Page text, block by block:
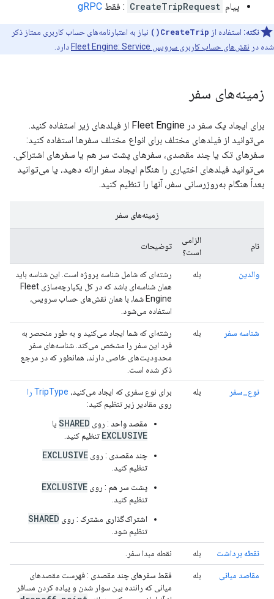
پیام CreateTripRequest : فقط gRPC
نکته: استفاده از CreateTrip()
نیاز به اعتبارنامه‌های حساب کاربری ممتاز ذکر
شده در نقش‌های حساب کاربری سرویس Fleet Engine: Service دارد.
زمینه‌های سفر
برای ایجاد یک سفر در Fleet Engine از فیلدهای زیر استفاده کنید.
می‌توانید از فیلدهای مختلف برای انواع مختلف سفرها استفاده کنید:
سفرهای تک یا چند مقصدی، سفرهای پشت سر هم یا سفرهای اشتراکی.
می‌توانید فیلدهای اختیاری را هنگام ایجاد سفر ارائه دهید، یا می‌توانید
بعداً هنگام به‌روزرسانی سفر، آنها را تنظیم کنید.
زمینه‌های سفر
نام
الزامی
است؟
توضیحات
والدین بله
رشته‌ای که شامل شناسه پروژه است. این شناسه باید
همان شناسه‌ای باشد که در کل یکپارچه‌سازی Fleet
Engine شما، با همان نقش‌های حساب سرویس،
استفاده می‌شود.
شناسه سفر بله
رشته‌ای که شما ایجاد می‌کنید و به طور منحصر به
فرد این سفر را مشخص می‌کند. شناسه‌های سفر
محدودیت‌های خاصی دارند، همانطور که در مرجع
ذکر شده است.
نوع_سفر بله برای نوع سفری که ایجاد می‌کنید، TripType را
روی مقادیر زیر تنظیم کنید:
مقصد واحد : روی SHARED یا
EXCLUSIVE تنظیم کنید.
چند مقصدی : روی EXCLUSIVE
تنظیم کنید.
پشت سر هم : روی EXCLUSIVE
تنظیم کنید.
اشتراک‌گذاری مشترک : روی SHARED
تنظیم شود.
نقطه برداشت بله نقطه مبدا سفر.
مقاصد میانی بله فقط سفرهای چند مقصدی : فهرست مقصدهای
میانی که راننده بین سوار شدن و پیاده کردن مسافر